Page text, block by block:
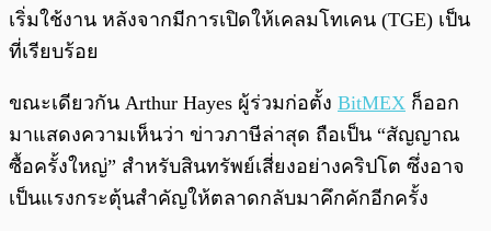
เริ่มใช้งาน หลังจากมีการเปิดให้เคลมโทเคน (TGE) เป็น
ที่เรียบร้อย
ขณะเดียวกัน Arthur Hayes ผู้ร่วมก่อตั้ง BitMEX ก็ออก
มาแสดงความเห็นว่า ข่าวภาษีล่าสุด ถือเป็น “สัญญาณ
ซื้อครั้งใหญ่” สำหรับสินทรัพย์เสี่ยงอย่างคริปโต ซึ่งอาจ
เป็นแรงกระตุ้นสำคัญให้ตลาดกลับมาคึกคักอีกครั้ง